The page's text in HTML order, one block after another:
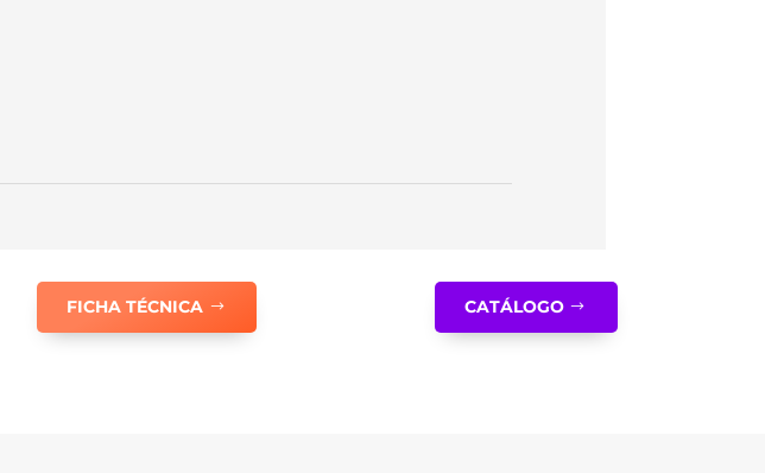
FICHA TÉCNICA CATÁLOGO